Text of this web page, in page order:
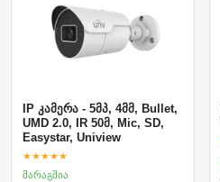
IP კამერა - 5მპ, 4მმ, Bullet,
UMD 2.0, IR 50მ, Mic, SD,
Easystar, Uniview
★★★★★
მარაგშია